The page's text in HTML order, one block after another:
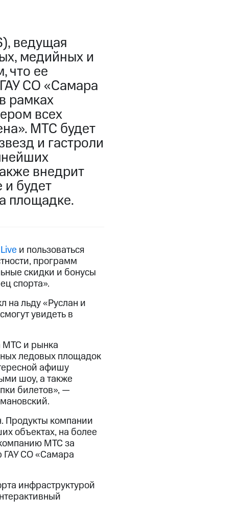
ведущая
медийных и
что ее
СО «Самара
рамках
всех
МТС будет
и гастроли
внедрит
будет
площадке.
и пользоваться
программ
скидки и бонусы
спорта».
на льду «Руслан и
увидеть в
МТС и рынка
ледовых площадок
афишу
шоу, а также
билетов», —
Продукты компании
объектах, на более
МТС за
ГАУ СО «Самара
инфраструктурой